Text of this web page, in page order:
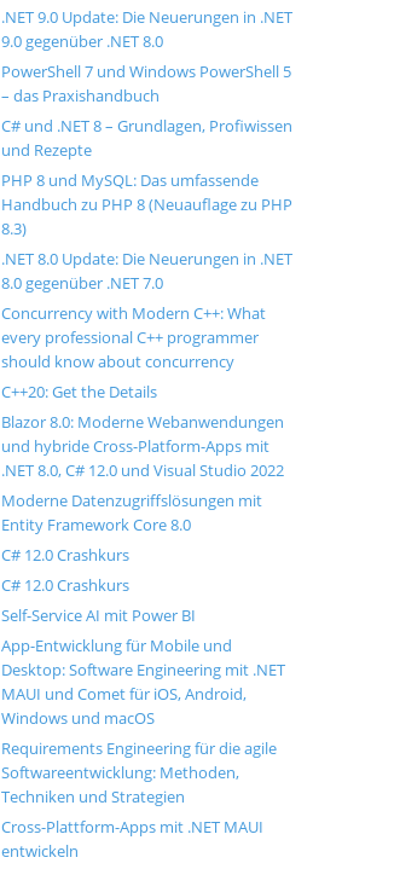
.NET 9.0 Update: Die Neuerungen in .NET
9.0 gegenüber .NET 8.0
PowerShell 7 und Windows PowerShell 5
– das Praxishandbuch
C# und .NET 8 – Grundlagen, Profiwissen
und Rezepte
PHP 8 und MySQL: Das umfassende
Handbuch zu PHP 8 (Neuauflage zu PHP
8.3)
.NET 8.0 Update: Die Neuerungen in .NET
8.0 gegenüber .NET 7.0
Concurrency with Modern C++: What
every professional C++ programmer
should know about concurrency
C++20: Get the Details
Blazor 8.0: Moderne Webanwendungen
und hybride Cross-Platform-Apps mit
.NET 8.0, C# 12.0 und Visual Studio 2022
Moderne Datenzugriffslösungen mit
Entity Framework Core 8.0
C# 12.0 Crashkurs
C# 12.0 Crashkurs
Self-Service AI mit Power BI
App-Entwicklung für Mobile und
Desktop: Software Engineering mit .NET
MAUI und Comet für iOS, Android,
Windows und macOS
Requirements Engineering für die agile
Softwareentwicklung: Methoden,
Techniken und Strategien
Cross-Plattform-Apps mit .NET MAUI
entwickeln